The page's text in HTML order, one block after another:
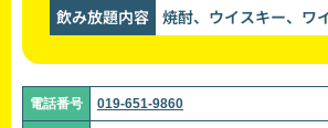
飲み放題内容 焼酎、ウイスキー、ワ
電話番号 019-651-9860